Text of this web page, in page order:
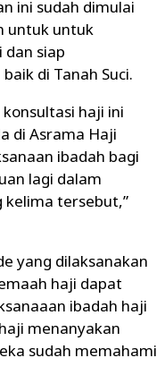
ini sudah dimulai
untuk untuk
siap
di Tanah Suci.
haji ini
di Asrama Haji
ibadah bagi
lagi dalam
kelima tersebut,”
yang dilaksanakan
haji dapat
ibadah haji
menanyakan
sudah memahami